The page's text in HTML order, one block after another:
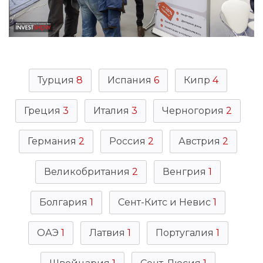
Турция 8 Испания 6 Кипр 4
Греция 3 Италия 3 Черногория 2
Германия 2 Россия 2 Австрия 2
Великобритания 2 Венгрия 1
Болгария 1 Сент-Китс и Невис 1
ОАЭ 1 Латвия 1 Португалия 1